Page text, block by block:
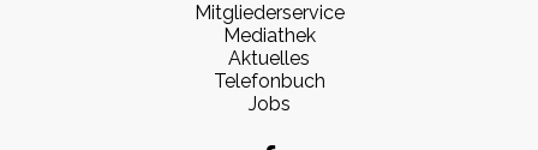
Mitgliederservice
Mediathek
Aktuelles
Telefonbuch
Jobs